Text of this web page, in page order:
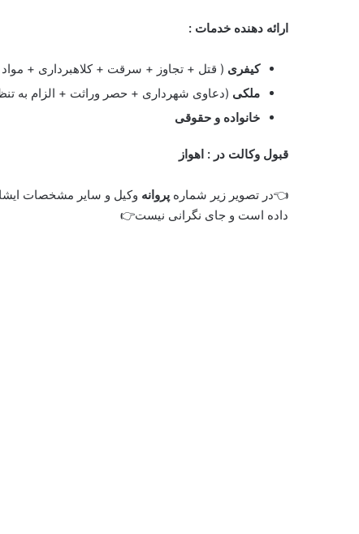
ارائه دهنده خدمات :
کیفری ( قتل + تجاوز + سرقت + کلاهبرداری +
ملکی (دعاوی شهرداری + حصر وراثت + الزام به
خانواده و حقوقی
قبول وکالت در : اهواز
👈در تصویر زیر شماره پروانه وکیل و سایر مشخصات
داده است و جای نگرانی نیست👉